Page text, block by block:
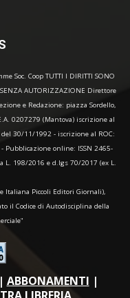
Soc. Coop TUTTI I DIRITTI SONO
SENZA AUTORIZZAZIONE Direttore
e Redazione: piazza Sordello,
0207279 (Mantova) iscrizione al
30/11/1992 - iscrizione al ROC:
Pubblicazione online: ISSN 2465-
L. 198/2016 e d.lgs 70/2017 (ex L.
Italiana Piccoli Editori Giornali),
il Codice di Autodisciplina della
ABBONAMENTI |